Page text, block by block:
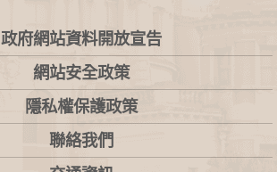
政府網站資料開放宣告
網站安全政策
隱私權保護政策
聯絡我們